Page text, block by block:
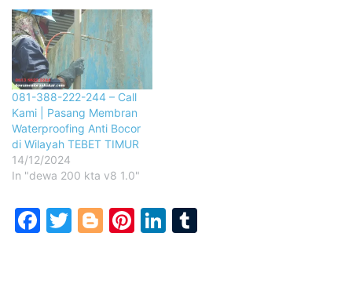
081-388-222-244 – Call
Kami | Pasang Membran
Waterproofing Anti Bocor
di Wilayah TEBET TIMUR
14/12/2024
In "dewa 200 kta v8 1.0"
Facebook
Twitter
Blogger
Pinterest
LinkedIn